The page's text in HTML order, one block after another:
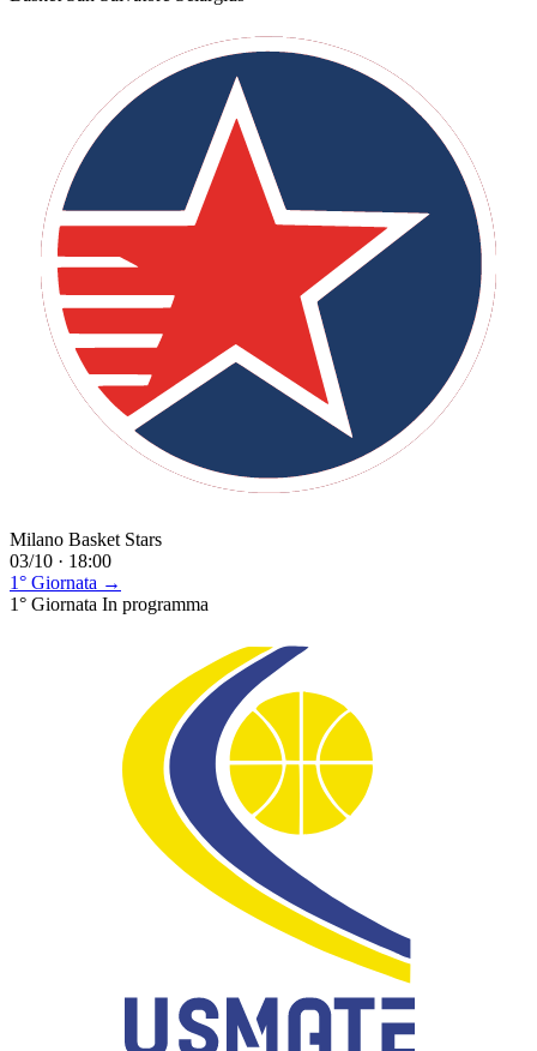
Milano Basket Stars
03/10 · 18:00
1° Giornata →
1° Giornata In programma